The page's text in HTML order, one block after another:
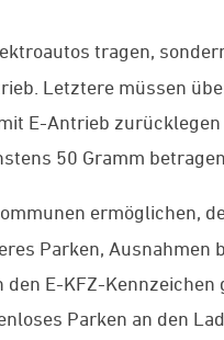
tragen,
Letztere müssen
E-Antrieb
50 Gramm betragen.
ermöglichen,
Parken,
E-KFZ-
Parken an den